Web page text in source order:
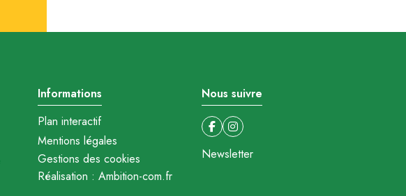
Informations
Plan interactif
Mentions légales
Gestions des cookies
Réalisation : Ambition-com.fr
Nous suivre
Newsletter